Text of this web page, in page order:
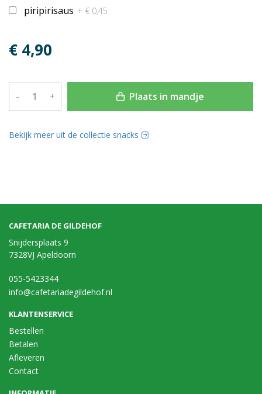
piripirisaus + € 0,45
€ 4,90
– + Plaats in mandje
Bekijk meer uit de collectie snacks
CAFETARIA DE GILDEHOF
Snijdersplaats 9
7328VJ Apeldoorn
055-5423344
info@cafetariadegildehof.nl
KLANTENSERVICE
Bestellen
Betalen
Afleveren
Contact